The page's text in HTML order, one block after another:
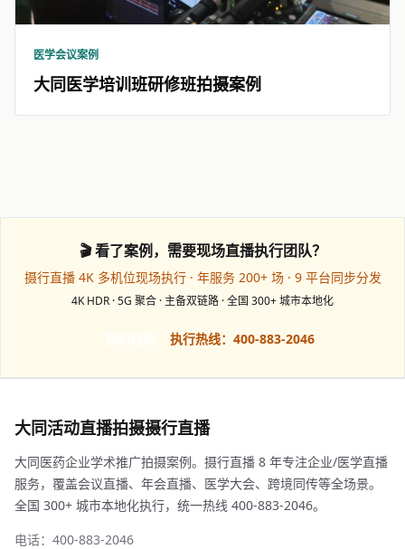
医学会议案例
大同医学培训班研修班拍摄案例
🎬 看了案例，需要现场直播执行团队？
摄行直播 4K 多机位现场执行 · 年服务 200+ 场 · 9 平台同步分发
4K HDR · 5G 聚合 · 主备双链路 · 全国 300+ 城市本地化
执行热线：400-883-2046
大同活动直播拍摄摄行直播
大同医药企业学术推广拍摄案例。摄行直播 8 年专注企业/医学直播
服务，覆盖会议直播、年会直播、医学大会、跨境同传等全场景。
全国 300+ 城市本地化执行，统一热线 400-883-2046。
电话：400-883-2046